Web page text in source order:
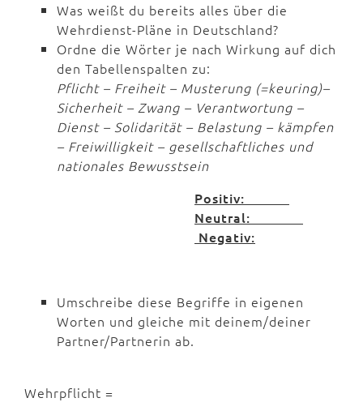
Was weißt du bereits alles über die
Wehrdienst-Pläne in Deutschland?
Ordne die Wörter je nach Wirkung auf dich
den Tabellenspalten zu:
Pflicht – Freiheit – Musterung (=keuring)–
Sicherheit – Zwang – Verantwortung –
Dienst – Solidarität – Belastung – kämpfen
– Freiwilligkeit – gesellschaftliches und
nationales Bewusstsein
Positiv:
Neutral:
Negativ:
Umschreibe diese Begriffe in eigenen
Worten und gleiche mit deinem/deiner
Partner/Partnerin ab.
Wehrpflicht =